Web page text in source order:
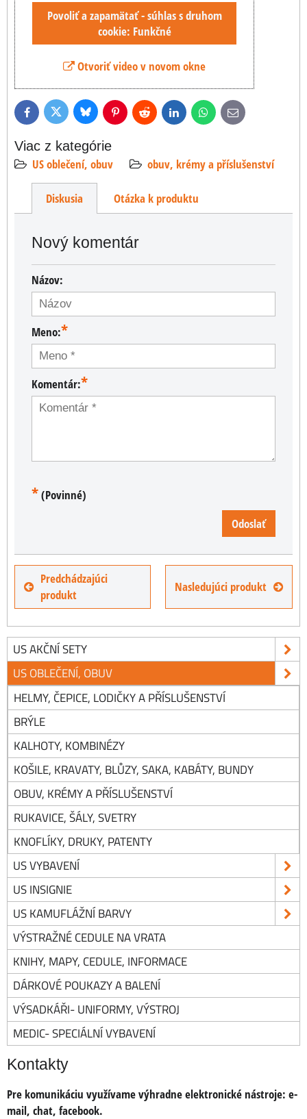
Povoliť a zapamätať - súhlas s druhom
cookie: Funkčné
Otvoriť video v novom okne
FacebookTwitter BlueskyPinterestReddit LinkedInWhatsApp
E-
mail
Viac z kategórie
US oblečení, obuv
obuv, krémy a příslušenství
Diskusia Otázka k produktu
Nový komentár
Názov:
Meno:*
Komentár:*
*(Povinné)
Odoslať
Predchádzajúci
produkt
Nasledujúci produkt
US AKČNÍ SETY
US OBLEČENÍ, OBUV
HELMY, ČEPICE, LODIČKY A PŘÍSLUŠENSTVÍ
BRÝLE
KALHOTY, KOMBINÉZY
KOŠILE, KRAVATY, BLŮZY, SAKA, KABÁTY, BUNDY
OBUV, KRÉMY A PŘÍSLUŠENSTVÍ
RUKAVICE, ŠÁLY, SVETRY
KNOFLÍKY, DRUKY, PATENTY
US VYBAVENÍ
US INSIGNIE
US KAMUFLÁŽNÍ BARVY
VÝSTRAŽNÉ CEDULE NA VRATA
KNIHY, MAPY, CEDULE, INFORMACE
DÁRKOVÉ POUKAZY A BALENÍ
VÝSADKÁŘI- UNIFORMY, VÝSTROJ
MEDIC- SPECIÁLNÍ VYBAVENÍ
Kontakty
Pre komunikáciu využívame výhradne elektronické nástroje: e-
mail, chat, facebook.